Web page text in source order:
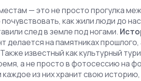
— это не просто прогулка
как жили люди до
след в земле под ногами.
делается на памятниках прошлого,
известный каккультурный
а не просто в фотосессию на
каждое из них хранит свою